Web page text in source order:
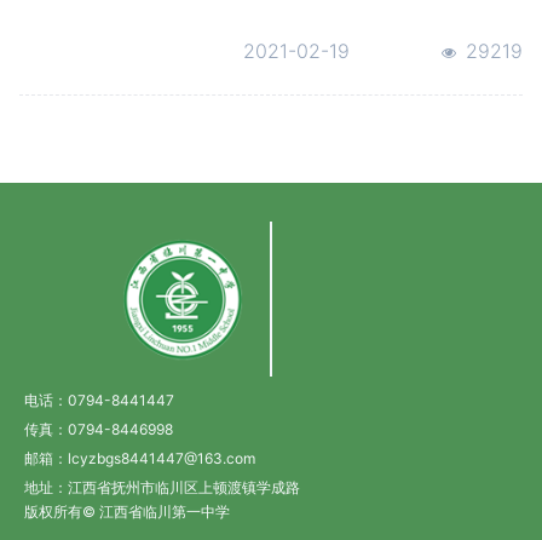
2021-02-19 29219
电话：0794-8441447
传真：0794-8446998
邮箱：lcyzbgs8441447@163.com
地址：江西省抚州市临川区上顿渡镇学成路
版权所有© 江西省临川第一中学